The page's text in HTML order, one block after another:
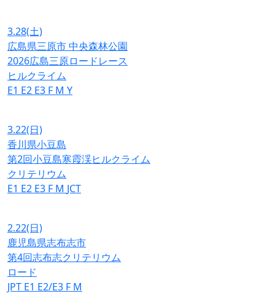
3.28(土)
広島県三原市 中央森林公園
2026広島三原ロードレース
ヒルクライム
E1 E2 E3 F M Y
3.22(日)
香川県小豆島
第2回小豆島寒霞渓ヒルクライム
クリテリウム
E1 E2 E3 F M JCT
2.22(日)
鹿児島県志布志市
第4回志布志クリテリウム
ロード
JPT E1 E2/E3 F M